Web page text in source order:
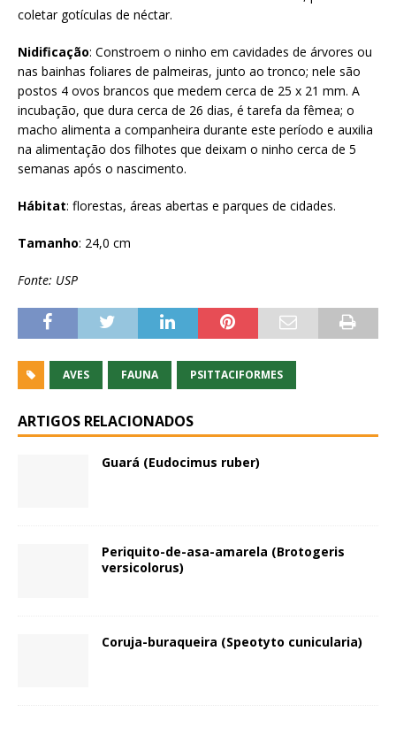
coletar gotículas de néctar.
Nidificação: Constroem o ninho em cavidades de árvores ou
nas bainhas foliares de palmeiras, junto ao tronco; nele são
postos 4 ovos brancos que medem cerca de 25 x 21 mm. A
incubação, que dura cerca de 26 dias, é tarefa da fêmea; o
macho alimenta a companheira durante este período e auxilia
na alimentação dos filhotes que deixam o ninho cerca de 5
semanas após o nascimento.
Hábitat: florestas, áreas abertas e parques de cidades.
Tamanho: 24,0 cm
Fonte: USP
AVES FAUNA PSITTACIFORMES
ARTIGOS RELACIONADOS
Guará (Eudocimus ruber)
Periquito-de-asa-amarela (Brotogeris
versicolorus)
Coruja-buraqueira (Speotyto cunicularia)